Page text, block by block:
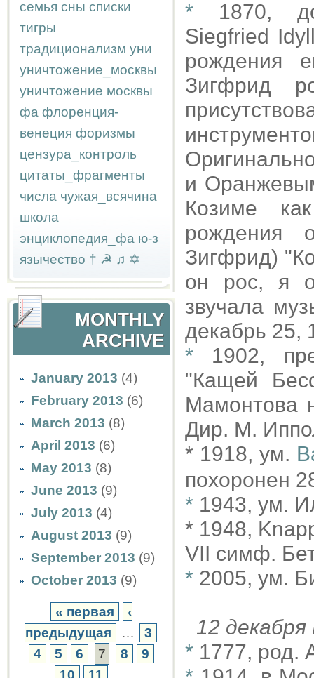
семья сны списки
тигры
традиционализм уни
уничтожение_москвы
уничтожение москвы
фа флоренция-
венеция форизмы
цензура_контроль
цитаты_фрагменты
числа чужая_всячина
школа
энциклопедия_фа ю-з
язычество † ☭ ♫ ✡
MONTHLY
ARCHIVE
January 2013 (4)
February 2013 (6)
March 2013 (8)
April 2013 (6)
May 2013 (8)
June 2013 (9)
July 2013 (4)
August 2013 (9)
September 2013 (9)
October 2013 (9)
« первая
‹
предыдущая
…
3
4
5 6 7 8
9
10
11
…
* 1870,
Siegfried
рождения
Зигфрид
и
Козиме
рождения
Зигфрид)
он рос, я
звучала
декабрь 25,
* 1902,
"Кащей
Мамонтова
Дир. М.
* 1918, ум.
похоронен
* 1943, ум.
* 1948,
VII симф.
* 2005, ум.
12
* 1777, род.